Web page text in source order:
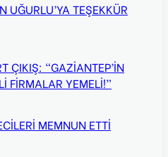
UĞURLU’YA TEŞEKKÜR
ÇIKIŞ: “GAZİANTEP’İN
FİRMALAR YEMELİ!”
MEMNUN ETTİ